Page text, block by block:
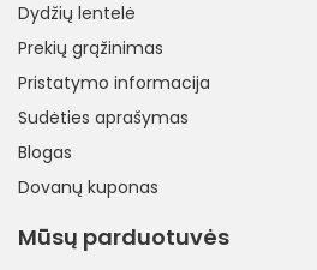
Dydžių lentelė
Prekių grąžinimas
Pristatymo informacija
Sudėties aprašymas
Blogas
Dovanų kuponas
Mūsų parduotuvės